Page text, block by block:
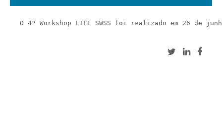
O 4º Workshop LIFE SWSS foi realizado em 26 de